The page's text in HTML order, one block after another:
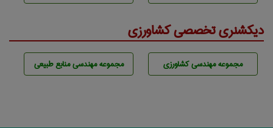
دیکشنری تخصصی کشاورزی
مجموعه مهندسی كشاورزی مجموعه مهندسی منابع طبيعی